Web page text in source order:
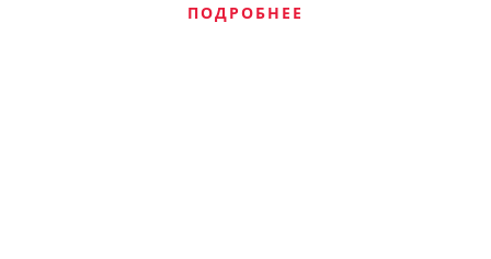
ПОДРОБНЕЕ